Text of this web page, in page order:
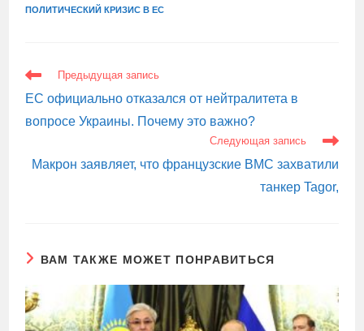
ПОЛИТИЧЕСКИЙ КРИЗИС В ЕС
ЕЩЕ
СТАТЬИ
Предыдущая запись
ЕС официально отказался от нейтралитета в
вопросе Украины. Почему это важно?
Следующая запись
Макрон заявляет, что французские ВМС захватили
танкер Tagor,
ВАМ ТАКЖЕ МОЖЕТ ПОНРАВИТЬСЯ